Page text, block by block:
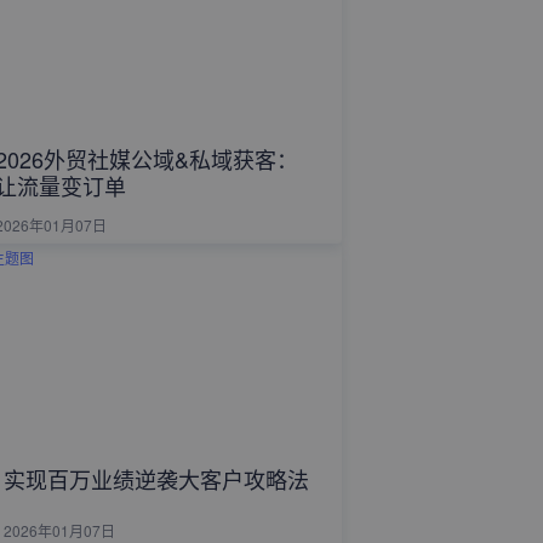
外贸社媒公域&私域获客：
流量变订单
年01月07日
实现百万业绩逆袭大客户攻略法
2026年01月07日